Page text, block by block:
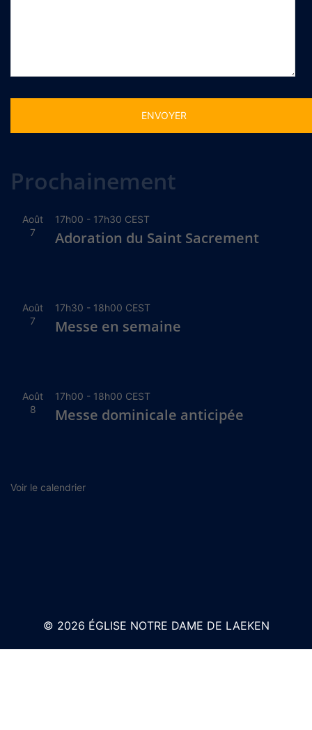
Prochainement
Août
7
17h00 - 17h30 CEST
Adoration du Saint Sacrement
Août
7
17h30 - 18h00 CEST
Messe en semaine
Août
8
17h00 - 18h00 CEST
Messe dominicale anticipée
Voir le calendrier
© 2026 ÉGLISE NOTRE DAME DE LAEKEN